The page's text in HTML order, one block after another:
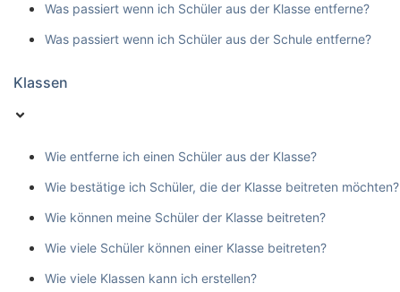
Was passiert wenn ich Schüler aus der Klasse entferne?
Was passiert wenn ich Schüler aus der Schule entferne?
Klassen
Wie entferne ich einen Schüler aus der Klasse?
Wie bestätige ich Schüler, die der Klasse beitreten möchten?
Wie können meine Schüler der Klasse beitreten?
Wie viele Schüler können einer Klasse beitreten?
Wie viele Klassen kann ich erstellen?